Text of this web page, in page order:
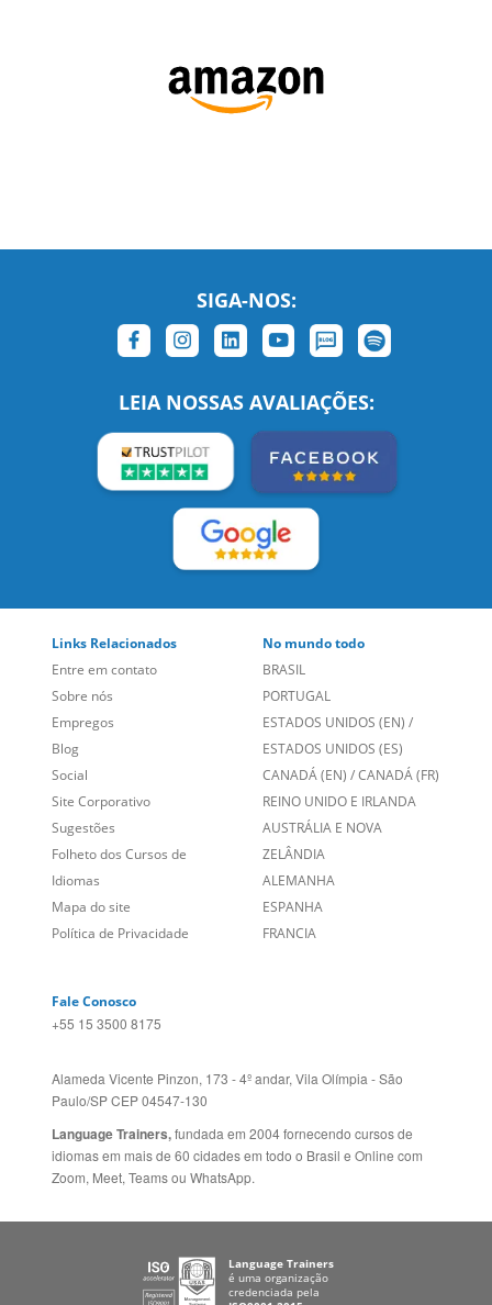
SIGA-NOS:
LEIA NOSSAS AVALIAÇÕES:
Links Relacionados
Entre em contato
Sobre nós
Empregos
Blog
Social
Site Corporativo
Sugestões
Folheto dos Cursos de
Idiomas
No mundo todo
BRASIL
PORTUGAL
ESTADOS UNIDOS (EN)/
ESTADOS UNIDOS (ES)
CANADÁ (EN) /CANADÁ (FR)
REINO UNIDO E IRLANDA
AUSTRÁLIA E NOVA
ZELÂNDIA
ALEMANHA
+55 15 3500 8175
Alameda Vicente Pinzon, 173 - 4º andar, Vila Olímpia - São
Paulo/SP CEP 04547-130
Language Trainers,fundada em 2004 fornecendo cursos de